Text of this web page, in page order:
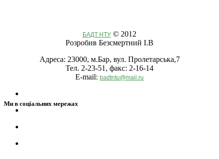
БАДТ НТУ © 2012
Розробив Безсмертний І.В
Адреса: 23000, м.Бар, вул. Пролетарська,7
Тел. 2-23-51, факс: 2-16-14
E-mail: badtntu@mail.ru
Ми в соціальних мережах